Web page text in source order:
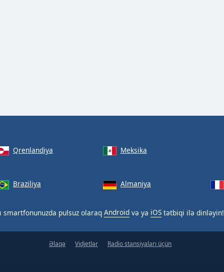
Qrenlandiya Meksika
Braziliya Almaniya
smartfonunuzda pulsuz olaraq Android və ya iOS tətbiqi ilə dinləyin!
Əlaqə Vidjetlər Radio stansiyaları üçün